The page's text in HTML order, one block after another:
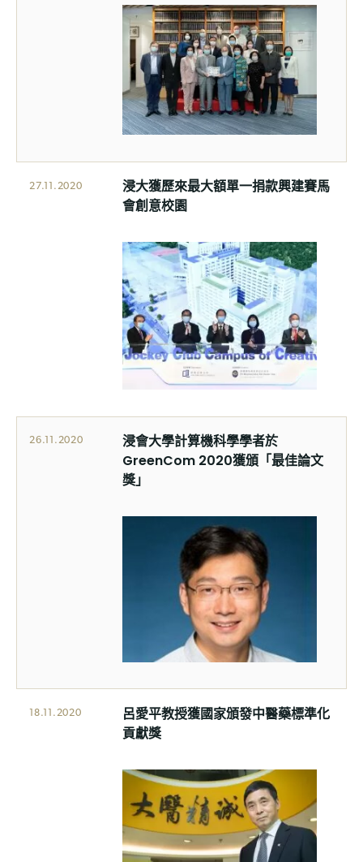
27.11.2020
浸大獲歷來最大額單一捐款興建賽馬
會創意校園
26.11.2020
浸會大學計算機科學學者於
GreenCom 2020獲頒「最佳論文
獎」
18.11.2020
呂愛平教授獲國家頒發中醫藥標準化
貢獻獎